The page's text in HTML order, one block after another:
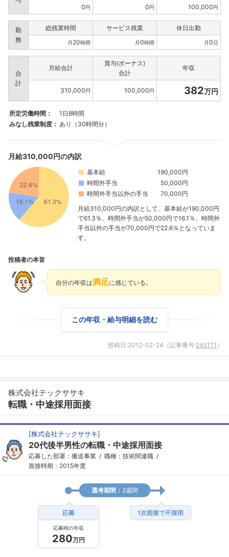
0円 0円 100,000円
勤
務
総残業時間 サービス残業 休日出勤
月 20時間 月0時間 月0日
合
計
月給合計
賞与(ボーナス)
合計
年収
310,000円 100,000円 382万円
所定労働時間：
1日8時間
みなし残業制度： あり（30時間分）
月給310,000円の内訳
基本給
190,000円
時間外手当
50,000円
時間外手当以外の手当
70,000円
月給310,000円の内訳として、基本給が190,000円
で61.3％、時間外手当が50,000円で16.1％、時間外
手当以外の手当が70,000円で22.6％となっていま
す。
投稿者の本音
自分の年収は満足 に感じている。
この年収・給与明細を読む
投稿日:2012-02-24 （記事番号:245171 ）
株式会社テックササキ
転職・中途採用面接
[株式会社テックササキ]
20代後半男性の転職・中途採用面接
応募した部署：搬送事業
職種：技術関連職
面接時期：2015年度
選考期間： 2週間
応募
応募時の年収
280万円
1次面接で不採用